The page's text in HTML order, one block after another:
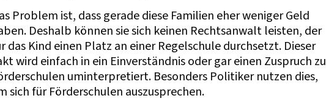
Problem ist, dass gerade diese Familien eher weniger Geld
Deshalb können sie sich keinen Rechtsanwalt leisten, der
das Kind einen Platz an einer Regelschule durchsetzt. Dieser
wird einfach in ein Einverständnis oder gar einen Zuspruch zu
uminterpretiert. Besonders Politiker nutzen dies,
sich für Förderschulen auszusprechen.